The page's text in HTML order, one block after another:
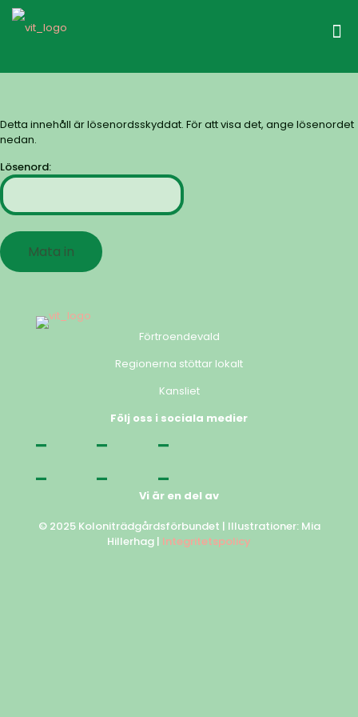
Detta innehåll är lösenordsskyddat. För att visa det, ange lösenordet
nedan.
Lösenord:
Förtroendevald
Regionerna stöttar lokalt
Kansliet
Följ oss i sociala medier
Vi är en del av
© 2025 Koloniträdgårdsförbundet | Illustrationer: Mia
Hillerhag | Integritetspolicy